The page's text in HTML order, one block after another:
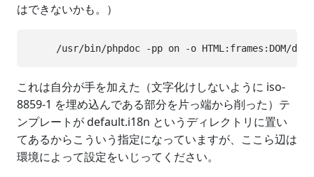
はできないかも。）
これは自分が手を加えた（文字化けしないように iso-
8859-1 を埋め込んである部分を片っ端から削った）テ
ンプレートが default.i18n というディレクトリに置い
てあるからこういう指定になっていますが、ここら辺は
環境によって設定をいじってください。